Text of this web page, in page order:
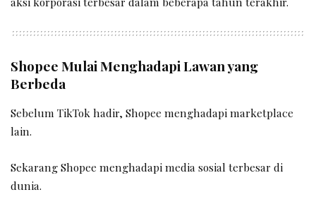
Shopee Mulai Menghadapi Lawan yang
Berbeda
Sebelum TikTok hadir, Shopee menghadapi marketplace
lain.
Sekarang Shopee menghadapi media sosial terbesar di
dunia.